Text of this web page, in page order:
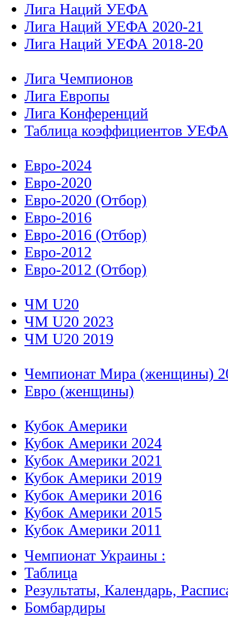
Лига Наций УЕФА
Лига Наций УЕФА 2020-21
Лига Наций УЕФА 2018-20
Лига Чемпионов
Лига Европы
Лига Конференций
Таблица коэффициентов УЕФА
Евро-2024
Евро-2020
Евро-2020 (Отбор)
Евро-2016
Евро-2016 (Отбор)
Евро-2012
Евро-2012 (Отбор)
ЧМ U20
ЧМ U20 2023
ЧМ U20 2019
Чемпионат Мира (женщины)
Евро (женщины)
Кубок Америки
Кубок Америки 2024
Кубок Америки 2021
Кубок Америки 2019
Кубок Америки 2016
Кубок Америки 2015
Кубок Америки 2011
Чемпионат Украины :
Таблица
Результаты, Календарь,
Бомбардиры